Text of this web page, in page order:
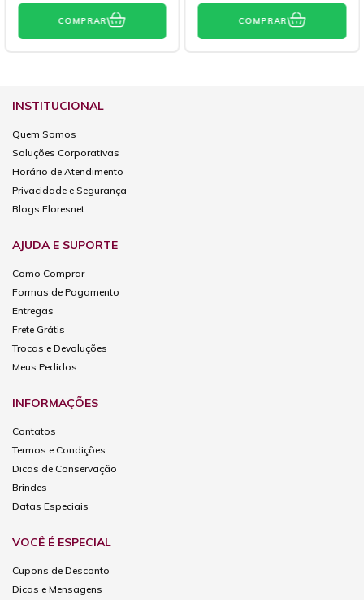
INSTITUCIONAL
Quem Somos
Soluções Corporativas
Horário de Atendimento
Privacidade e Segurança
Blogs Floresnet
AJUDA E SUPORTE
Como Comprar
Formas de Pagamento
Entregas
Frete Grátis
Trocas e Devoluções
Meus Pedidos
INFORMAÇÕES
Contatos
Termos e Condições
Dicas de Conservação
Brindes
Datas Especiais
VOCÊ É ESPECIAL
Cupons de Desconto
Dicas e Mensagens